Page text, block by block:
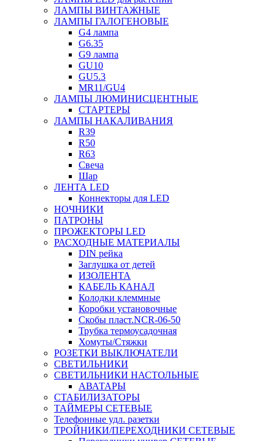
ЛАМПЫ ВИНТАЖНЫЕ
ЛАМПЫ ГАЛОГЕНОВЫЕ
G4 лампа
G6.35
G9 лампа
GU10
GU5.3
MR11/GU4
ЛАМПЫ ЛЮМИНИСЦЕНТНЫЕ
СТАРТЕРЫ
ЛАМПЫ НАКАЛИВАНИЯ
R39
R50
R63
Свеча
Шар
ЛЕНТА LED
Коннекторы для LED
НОЧНИКИ
ПАТРОНЫ
ПРОЖЕКТОРЫ LED
РАСХОДНЫЕ МАТЕРИАЛЫ
DIN рейка
Заглушка от детей
ИЗОЛЕНТА
КАБЕЛЬ КАНАЛ
Колодки клеммные
Коробки установочные
Скобы пласт.NCR-06-50
Трубка термоусадочная
Хомуты/Стяжки
РОЗЕТКИ ВЫКЛЮЧАТЕЛИ
СВЕТИЛЬНИКИ
СВЕТИЛЬНИКИ НАСТОЛЬНЫЕ
АВАТАРЫ
СТАБИЛИЗАТОРЫ
ТАЙМЕРЫ СЕТЕВЫЕ
Телефонные удл. разетки
ТРОЙНИКИ/ПЕРЕХОДНИКИ СЕТЕВЫЕ